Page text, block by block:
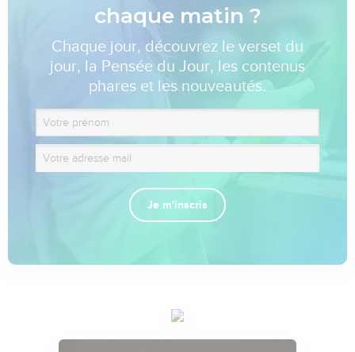
chaque matin ?
Chaque jour, découvrez le verset du
jour, la Pensée du Jour, les contenus
phares et les nouveautés.
Je m'inscris